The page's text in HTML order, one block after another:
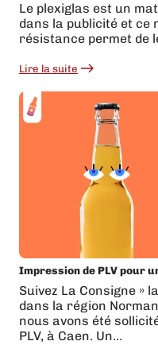
Le plexiglas est un
dans la publicité et ce
résistance permet de
Lire la suite
:
matériaux
Le
Impression de PLV pour
Suivez La Consigne »
dans la région
nous avons été
PLV, à Caen. Un…